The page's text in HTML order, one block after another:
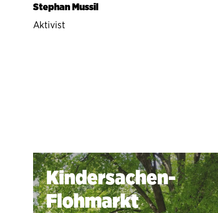
Stephan Mussil
Aktivist
Kindersachen-
Flohmarkt